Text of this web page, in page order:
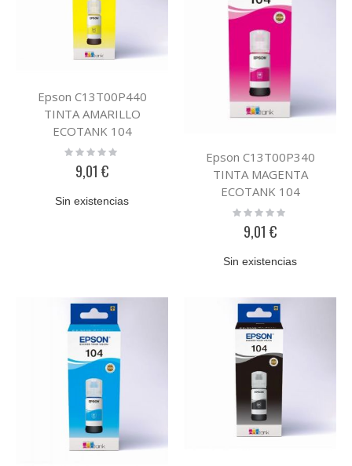
Epson C13T00P440
TINTA AMARILLO
ECOTANK 104
Rating:
9,01 €
Sin existencias
Epson C13T00P340
TINTA MAGENTA
ECOTANK 104
Rating:
9,01 €
Sin existencias